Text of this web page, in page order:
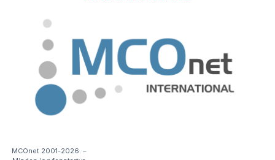
MCOnet 2001-2026. –